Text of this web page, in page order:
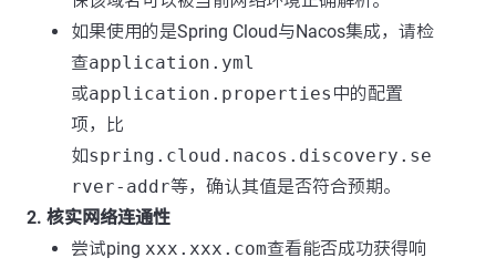
如果使用的是Spring Cloud与Nacos集成，请检
查application.yml
或application.properties 中的配置
项，比
如spring.cloud.nacos.discovery.se
rver-addr等，确认其值是否符合预期。
2. 核实网络连通性
尝试ping xxx.xxx.com查看能否成功获得响